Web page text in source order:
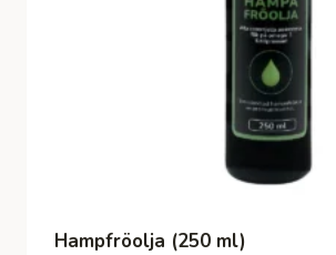
Hampfröolja (250 ml)